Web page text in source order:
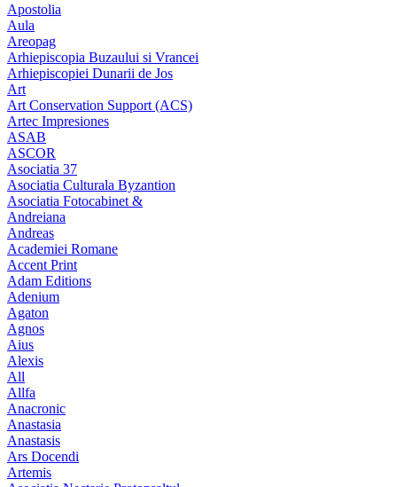
Apostolia
Aula
Areopag
Arhiepiscopia Buzaului si Vrancei
Arhiepiscopiei Dunarii de Jos
Art
Art Conservation Support (ACS)
Artec Impresiones
ASAB
ASCOR
Asociatia 37
Asociatia Culturala Byzantion
Asociatia Fotocabinet &
Andreiana
Andreas
Academiei Romane
Accent Print
Adam Editions
Adenium
Agaton
Agnos
Aius
Alexis
All
Allfa
Anacronic
Anastasia
Anastasis
Ars Docendi
Artemis